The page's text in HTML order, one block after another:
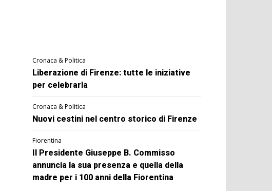
Cronaca & Politica
Liberazione di Firenze: tutte le iniziative
per celebrarla
Cronaca & Politica
Nuovi cestini nel centro storico di Firenze
Fiorentina
Il Presidente Giuseppe B. Commisso
annuncia la sua presenza e quella della
madre per i 100 anni della Fiorentina